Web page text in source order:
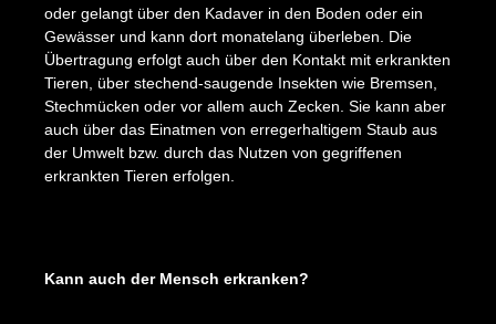
oder gelangt über den Kadaver in den Boden oder ein
Gewässer und kann dort monatelang überleben. Die
Übertragung erfolgt auch über den Kontakt mit erkrankten
Tieren, über stechend-saugende Insekten wie Bremsen,
Stechmücken oder vor allem auch Zecken. Sie kann aber
auch über das Einatmen von erregerhaltigem Staub aus
der Umwelt bzw. durch das Nutzen von gegriffenen
erkrankten Tieren erfolgen.
Kann auch der Mensch erkranken?